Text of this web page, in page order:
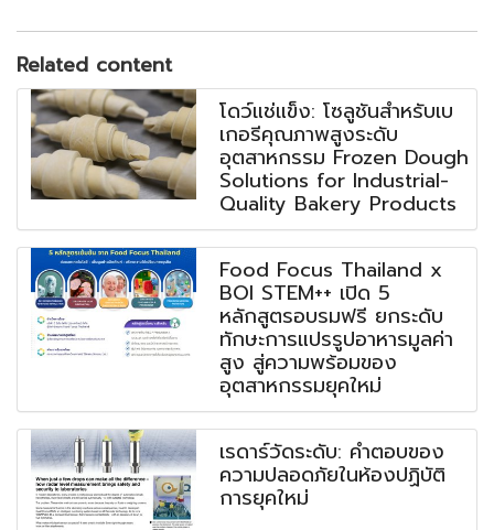
Related content
โดว์แช่แข็ง: โซลูชันสำหรับเบ
เกอรีคุณภาพสูงระดับ
อุตสาหกรรม Frozen Dough
Solutions for Industrial-
Quality Bakery Products
Food Focus Thailand x
BOI STEM++ เปิด 5
หลักสูตรอบรมฟรี ยกระดับ
ทักษะการแปรรูปอาหารมูลค่า
สูง สู่ความพร้อมของ
อุตสาหกรรมยุคใหม่
เรดาร์วัดระดับ: คำตอบของ
ความปลอดภัยในห้องปฏิบัติ
การยุคใหม่